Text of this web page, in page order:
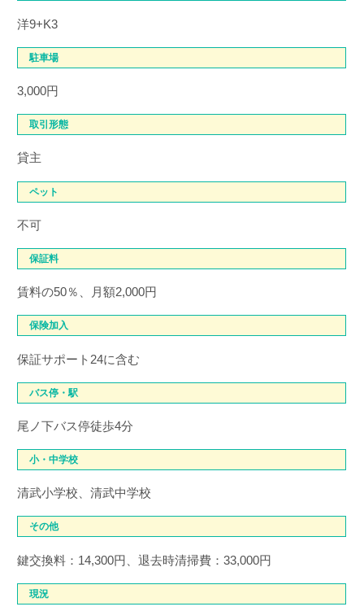
洋9+K3
駐車場
3,000円
取引形態
貸主
ペット
不可
保証料
賃料の50％、月額2,000円
保険加入
保証サポート24に含む
バス停・駅
尾ノ下バス停徒歩4分
小・中学校
清武小学校、清武中学校
その他
鍵交換料：14,300円、退去時清掃費：33,000円
現況